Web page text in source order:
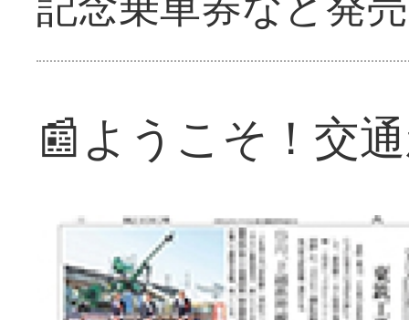
📰ようこそ！交